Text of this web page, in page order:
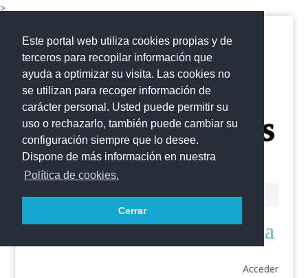
Este portal web utiliza cookies propias y de
terceros para recopilar información que
ayuda a optimizar su visita. Las cookies no
se utilizan para recoger información de
carácter personal. Usted puede permitir su
uso o rechazarlo, también puede cambiar su
configuración siempre que lo desee.
Dispone de más información en nuestra
Política de cookies.
Cerrar
>
Acceder